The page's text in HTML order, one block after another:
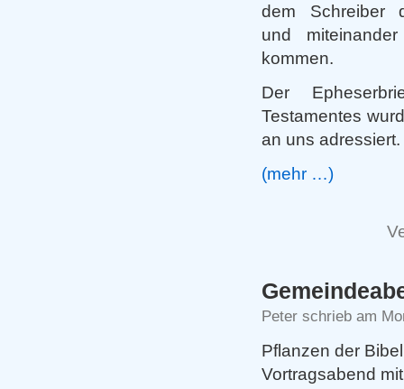
dem Schreiber
und
kommen.
Der
Testamentes
an uns
(mehr …)
Peter schrieb am
Pflanzen der Bibel
Vortragsabend